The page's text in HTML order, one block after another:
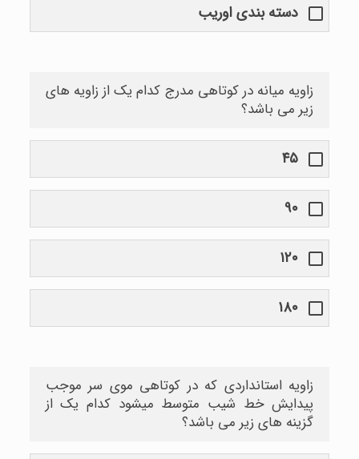
دسته بندی اوریب
زاویه میانه در کوتاهی مدرج کدام یک از زاویه های
زیر می باشد؟
۴۵
۹۰
۱۲۰
۱۸۰
زاویه استانداردی که در کوتاهی موی سر موجب
پیدایش خط شیب متوسط میشود کدام یک از
گزینه های زیر می باشد؟